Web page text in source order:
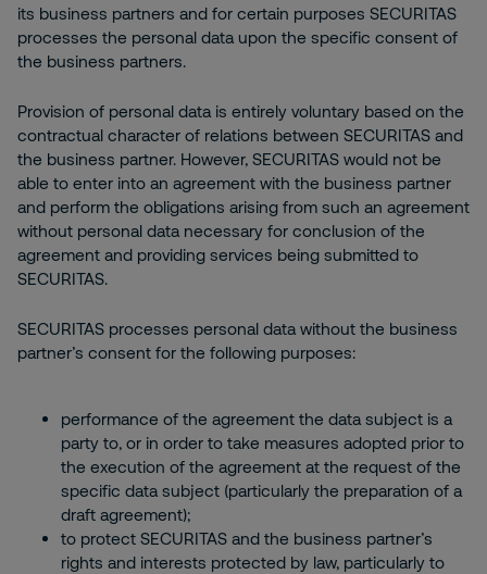
its business partners and for certain purposes SECURITAS
processes the personal data upon the specific consent of
the business partners.
Provision of personal data is entirely voluntary based on the
contractual character of relations between SECURITAS and
the business partner. However, SECURITAS would not be
able to enter into an agreement with the business partner
and perform the obligations arising from such an agreement
without personal data necessary for conclusion of the
agreement and providing services being submitted to
SECURITAS.
SECURITAS processes personal data without the business
partner’s consent for the following purposes:
performance of the agreement the data subject is a
party to, or in order to take measures adopted prior to
the execution of the agreement at the request of the
specific data subject (particularly the preparation of a
draft agreement);
to protect SECURITAS and the business partner’s
rights and interests protected by law, particularly to